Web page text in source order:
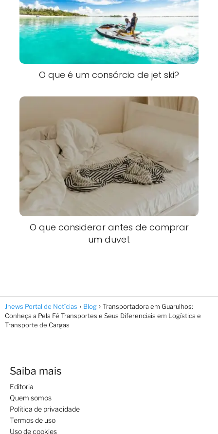
O que é um consórcio de jet ski?
O que considerar antes de comprar
um duvet
Jnews Portal de Notícias Blog
Transportadora em Guarulhos:
Conheça a Pela Fé Transportes e Seus Diferenciais em Logística e
Transporte de Cargas
Saiba mais
Editoria
Quem somos
Política de privacidade
Termos de uso
Uso de cookies